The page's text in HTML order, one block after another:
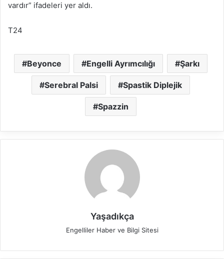
vardır” ifadeleri yer aldı.
T24
Beyonce Engelli Ayrımcılığı Şarkı
Serebral Palsi Spastik Diplejik
Spazzin
Yaşadıkça
Engelliler Haber ve Bilgi Sitesi